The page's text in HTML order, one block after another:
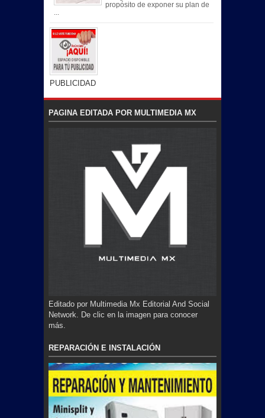
propósito de exponer su plan de
PUBLICIDAD
PAGINA EDITADA POR MULTIMEDIA MX
Editado por Multimedia Mx Editorial And Social
Network. De clic en la imagen para conocer
más.
REPARACIÓN E INSTALACIÓN